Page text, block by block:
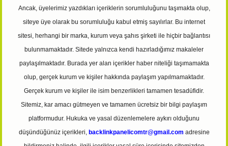
Ancak, üyelerimiz yazdıkları içeriklerin sorumluluğunu taşımakta olup,
siteye üye olarak bu sorumluluğu kabul etmiş sayılırlar. Bu internet
sitesi, herhangi bir marka, kurum veya şahıs şirketi ile hiçbir bağlantısı
bulunmamaktadır. Sitede yalnızca kendi hazırladığımız makaleler
paylaşılmaktadır. Burada yer alan içerikler haber niteliği taşımamakta
olup, gerçek kurum ve kişiler hakkında paylaşım yapılmamaktadır.
Gerçek kurum ve kişiler ile isim benzerlikleri tamamen tesadüfidir.
Sitemiz, kar amacı gütmeyen ve tamamen ücretsiz bir bilgi paylaşım
platformudur. Hukuka ve yasal düzenlemelere aykırı olduğunu
düşündüğünüz içerikleri, backlinkpanelicomtr@gmail.com adresine